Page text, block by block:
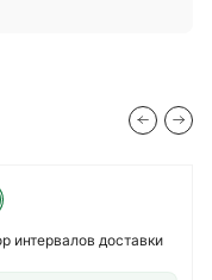
интервалов доставки